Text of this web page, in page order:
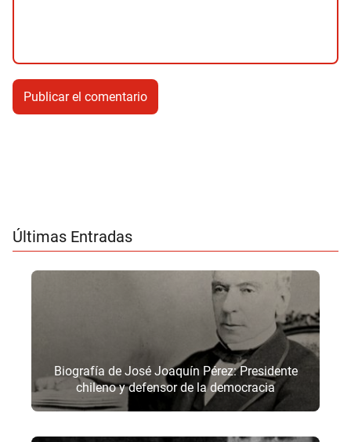
Últimas Entradas
Biografía de José Joaquín Pérez: Presidente
chileno y defensor de la democracia